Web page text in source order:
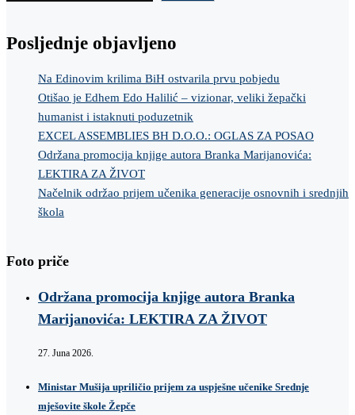
Posljednje objavljeno
Na Edinovim krilima BiH ostvarila prvu pobjedu
Otišao je Edhem Edo Halilić – vizionar, veliki žepački
humanist i istaknuti poduzetnik
EXCEL ASSEMBLIES BH D.O.O.: OGLAS ZA POSAO
Održana promocija knjige autora Branka Marijanovića:
LEKTIRA ZA ŽIVOT
Načelnik održao prijem učenika generacije osnovnih i srednjih
škola
Foto priče
Održana promocija knjige autora Branka
Marijanovića: LEKTIRA ZA ŽIVOT
27. Juna 2026.
Ministar Mušija upriličio prijem za uspješne učenike Srednje
mješovite škole Žepče